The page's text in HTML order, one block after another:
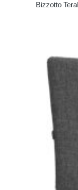
Bizzotto